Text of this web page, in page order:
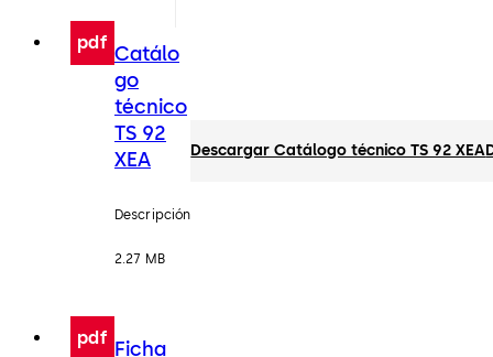
pdf Catálo
go
técnico
TS 92
XEA
Descripción
2.27 MB
Descargar Catálogo técnico TS 92 XEA
pdf Ficha